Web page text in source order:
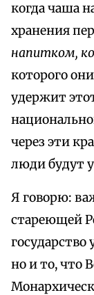
когда чаша
хранения
напитком,
которого
удержит
через эти
люди будут
Я говорю:
стареющей
государство
но и то, что